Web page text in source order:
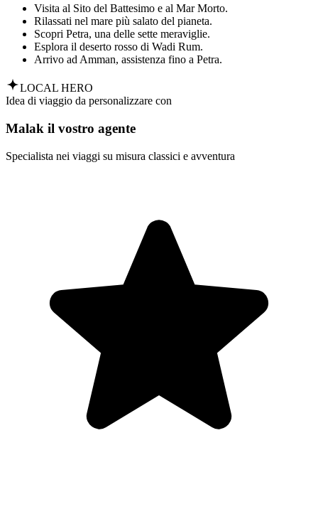
Visita al Sito del Battesimo e al Mar Morto.
Rilassati nel mare più salato del pianeta.
Scopri Petra, una delle sette meraviglie.
Esplora il deserto rosso di Wadi Rum.
Arrivo ad Amman, assistenza fino a Petra.
LOCAL HERO
Idea di viaggio da personalizzare con
Malak il vostro agente
Specialista nei viaggi su misura classici e avventura